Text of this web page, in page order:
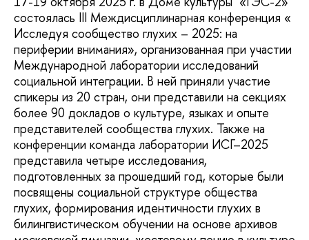
состоялась III Междисципли­нарная конференция «​​
Исследуя сообщество глухих – 2025: на
периферии внимания», организованная при участии
Международной лаборатории исследований
социальной интеграции. В ней приняли участие
спикеры из 20 стран, они представили на секциях
более 90 докладов о культуре, языках и опыте
представителей сообщества глухих. Также на
конференции команда лаборатории ИСГ–2025
представила четыре исследования,
подготовленных за прошедший год, которые были
посвящены социальной структуре общества
глухих, формирования идентичности глухих в
билингвистическом обучении на основе архивов